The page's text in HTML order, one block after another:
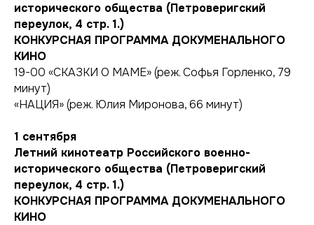
исторического общества (Петроверигский
переулок, 4 стр. 1.)
КОНКУРСНАЯ ПРОГРАММА ДОКУМЕНАЛЬНОГО
КИНО
19-00 «СКАЗКИ О МАМЕ» (реж. Софья Горленко, 79
минут)
«НАЦИЯ» (реж. Юлия Миронова, 66 минут)
1 сентября
Летний кинотеатр Российского военно-
исторического общества (Петроверигский
переулок, 4 стр. 1.)
КОНКУРСНАЯ ПРОГРАММА ДОКУМЕНАЛЬНОГО
КИНО